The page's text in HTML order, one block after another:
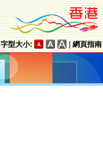
字型大小: 網頁指南